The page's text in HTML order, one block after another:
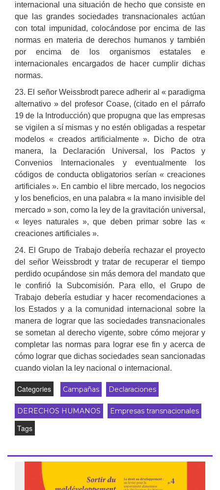
internacional una situación de hecho que consiste en
que las grandes sociedades transnacionales actúan
con total impunidad, colocándose por encima de las
normas en materia de derechos humanos y también
por encima de los organismos estatales e
internacionales encargados de hacer cumplir dichas
normas.
23. El señor Weissbrodt parece adherir al « paradigma
alternativo » del profesor Coase, (citado en el párrafo
19 de la Introducción) que propugna que las empresas
se vigilen a sí mismas y no estén obligadas a respetar
modelos « creados artificialmente ». Dicho de otra
manera, la Declaración Universal, los Pactos y
Convenios Internacionales y eventualmente los
códigos de conducta obligatorios serían « creaciones
artificiales ». En cambio el libre mercado, los negocios
y los beneficios, en una palabra « la mano invisible del
mercado » son, como la ley de la gravitación universal,
« leyes naturales », que deben primar sobre las «
creaciones artificiales ».
24. El Grupo de Trabajo debería rechazar el proyecto
del señor Weissbrodt y tratar de recuperar el tiempo
perdido ocupándose sin más demora del mandato que
le confirió la Subcomisión. Para ello, el Grupo de
Trabajo debería estudiar y hacer recomendaciones a
los Estados y a la comunidad internacional sobre la
manera de lograr que las sociedades transnacionales
se sometan al derecho vigente, sobre cómo mejorar y
completar las normas para lograr ese fin y acerca de
cómo lograr que dichas sociedades sean sancionadas
cuando violan la ley nacional o internacional.
Categories Campañas Declaraciones
DERECHOS HUMANOS Empresas transnacionales
Tags